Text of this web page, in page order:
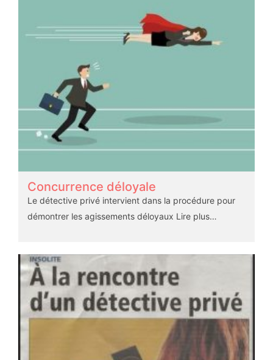
Concurrence déloyale
Le détective privé intervient dans la procédure pour
démontrer les agissements déloyaux Lire plus…